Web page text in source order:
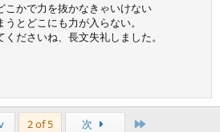
こかで力を抜かなきゃいけない
とどこにも力が入らない。
ださいね、長文失礼しました。
2 of 5 次